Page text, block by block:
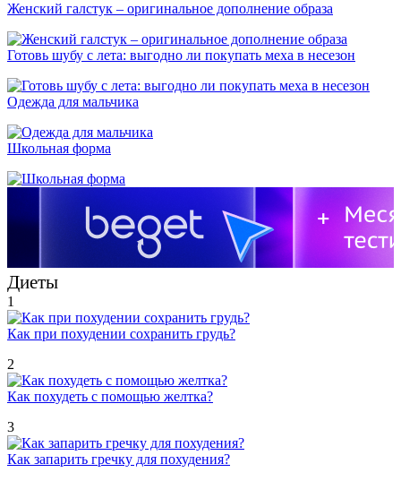
Женский галстук – оригинальное дополнение образа
Готовь шубу с лета: выгодно ли покупать меха в несезон
Одежда для мальчика
Школьная форма
Диеты
1
Как при похудении сохранить грудь?
2
Как похудеть с помощью желтка?
3
Как запарить гречку для похудения?